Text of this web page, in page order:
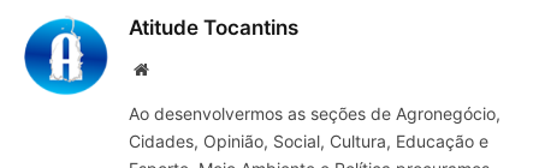
Atitude Tocantins
Site
Ao desenvolvermos as seções de Agronegócio,
Cidades, Opinião, Social, Cultura, Educação e